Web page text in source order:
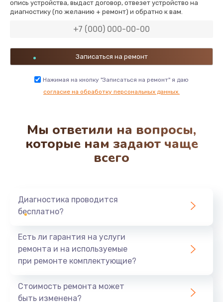
опись устройства, выдаст договор, отвезет устройство на
диагностику (по желанию + ремонт) и обратно к вам.
Нажимая на кнопку "Записаться на ремонт" я даю
согласие на обработку персональных данных.
Мы ответили на вопросы,
которые нам задают чаще
всего
Диагностика проводится
бесплатно?
Есть ли гарантия на услуги
ремонта и на используемые
при ремонте комплектующие?
Стоимость ремонта может
быть изменена?